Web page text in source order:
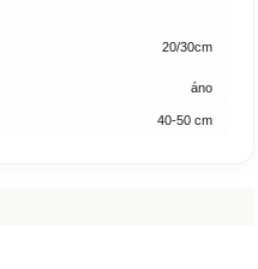
20/30cm
áno
40-50 cm